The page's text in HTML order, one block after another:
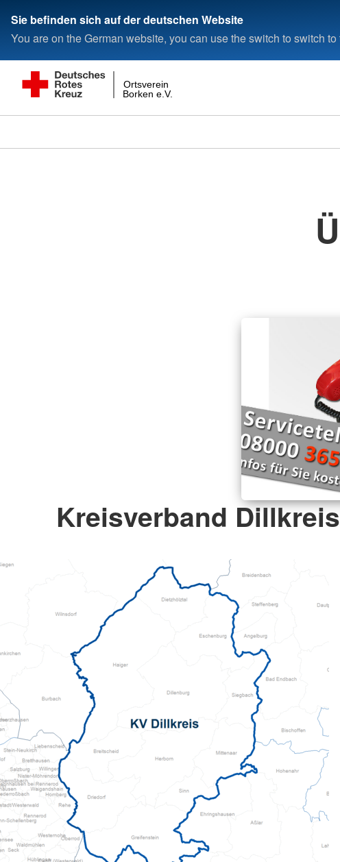
Sie befinden sich auf der deutschen Website
You are on the German website, you can use the switch to switch
Borken e.V.
Ortsverein
Kreisverband